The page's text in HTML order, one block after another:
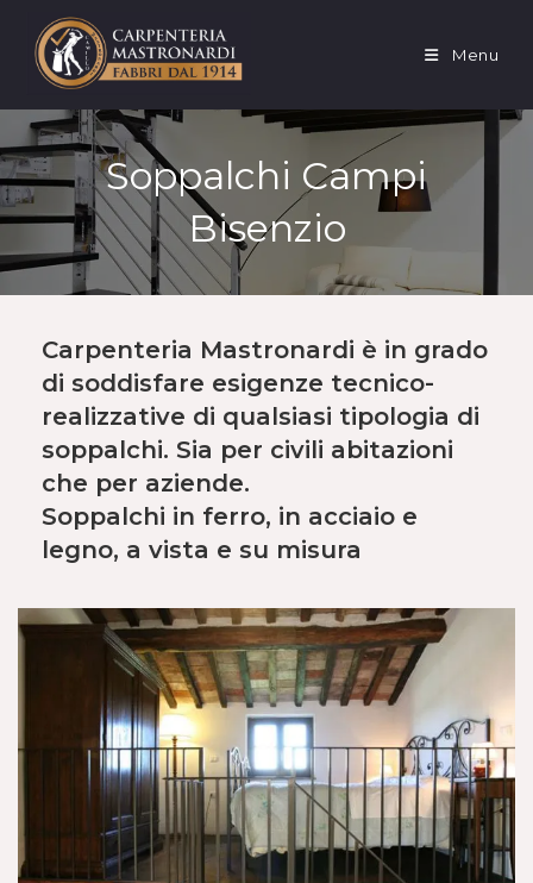
contenuto
Menu
Soppalchi Campi
Bisenzio
Carpenteria Mastronardi è in grado
di soddisfare esigenze tecnico-
realizzative di qualsiasi tipologia di
soppalchi. Sia per civili abitazioni
che per aziende.
Soppalchi in ferro, in acciaio e
legno, a vista e su misura